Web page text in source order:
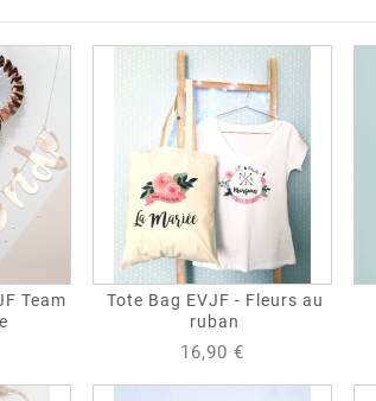
Team
Tote Bag EVJF - Fleurs au
ruban
16,90 €